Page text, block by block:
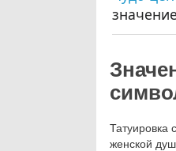
Татуировка
женской